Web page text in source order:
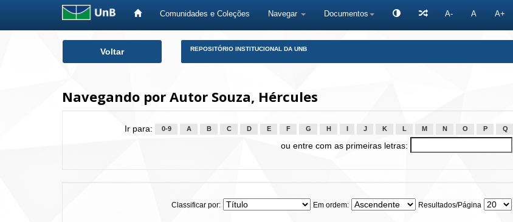
Comunidades e Coleções Navegar Documentos A- A A+
Voltar REPOSITÓRIO INSTITUCIONAL DA UNB
Navegando por Autor Souza, Hércules
Ir para: 0-9 A B C D E F G H J K L M N O P Q
ou entre com as primeiras letras:
Classificar por: Em ordem: Resultados/Página